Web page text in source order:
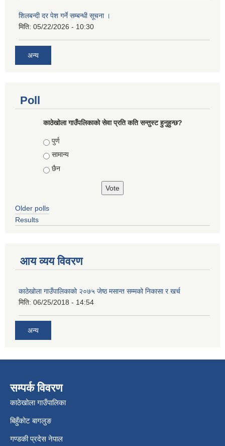
शिलबन्दी दर पेश गर्ने सम्बन्धी सूचना ।
मिति: 05/22/2026 - 10:30
अन्य
Poll
काठेखोला गाउँपलिकाको सेवा प्रति कति सन्तुस्ट हुनुहुन्छ?
Choices
पुर्ण
सामान्य
छैन
Older polls
Results
आय व्यय विवरण
काठेखोला गाउँपालिकाको २०७५ जेष्ठ मसान्त सम्मको निकासा र खर्च
मिति: 06/25/2018 - 14:54
अन्य
सम्पर्क विवरण
काठेखोला गाउँपालिका
बिहुँकोट बागलुङ
गण्डकी प्रदेस नेपाल